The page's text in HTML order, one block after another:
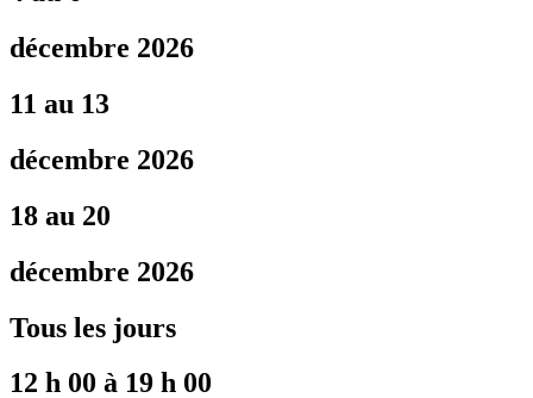
décembre 2026
11 au 13
décembre 2026
18 au 20
décembre 2026
Tous les jours
12 h 00 à 19 h 00